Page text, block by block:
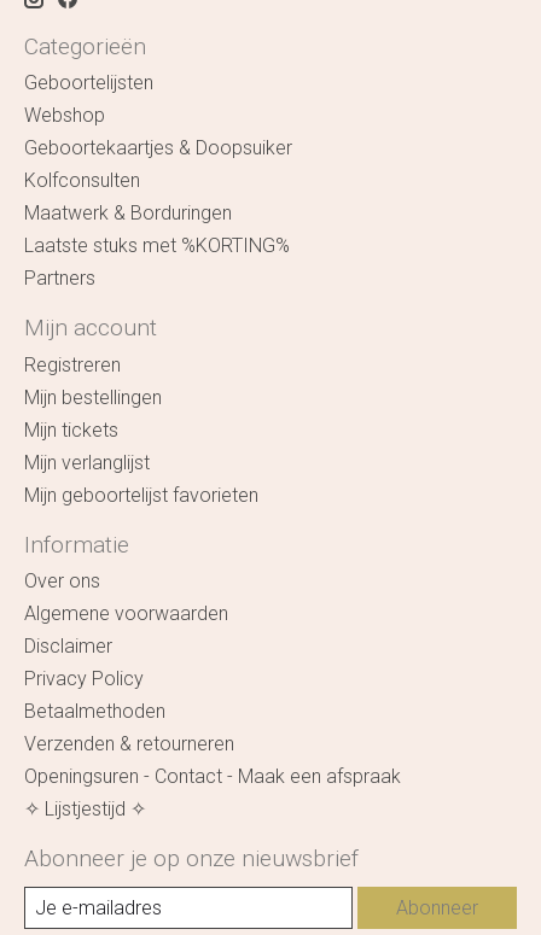
Categorieën
Geboortelijsten
Webshop
Geboortekaartjes & Doopsuiker
Kolfconsulten
Maatwerk & Borduringen
Laatste stuks met %KORTING%
Partners
Mijn account
Registreren
Mijn bestellingen
Mijn tickets
Mijn verlanglijst
Mijn geboortelijst favorieten
Informatie
Over ons
Algemene voorwaarden
Disclaimer
Privacy Policy
Betaalmethoden
Verzenden & retourneren
Openingsuren - Contact - Maak een afspraak
✧ Lijstjestijd ✧
Abonneer je op onze nieuwsbrief
Abonneer